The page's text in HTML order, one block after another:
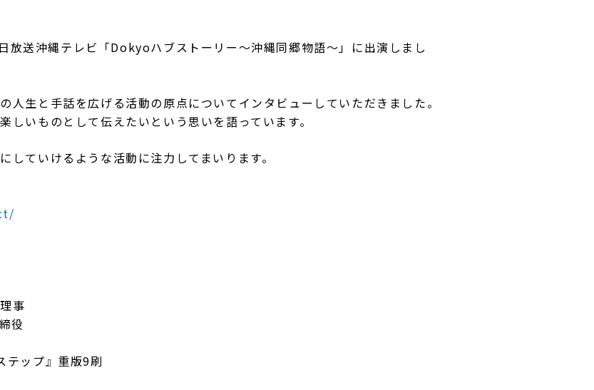
放送沖縄テレビ「Dokyoハブストーリー～沖縄同郷物語～」に出演しまし
人生と手話を広げる活動の原点についてインタビューしていただきました。
しいものとして伝えたいという思いを語っています。
ていけるような活動に注力してまいります。
事
役
テップ』重版9刷